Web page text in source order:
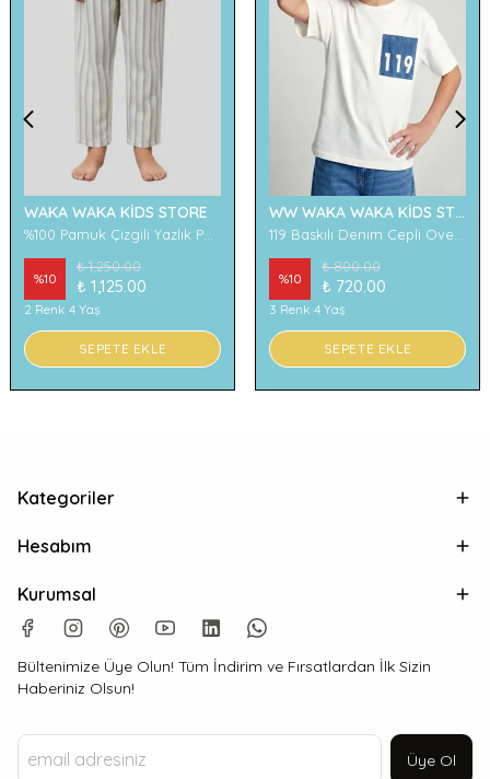
WAKA WAKA KİDS STORE
%10
₺ 1,250.00
₺ 1,125.00
2 Renk 4 Yaş
SEPETE EKLE
WW WAKA WAKA KİDS STORE
%10
₺ 800.00
₺ 720.00
3 Renk 4 Yaş
SEPETE EKLE
Kategoriler
Hesabım
Kurumsal
Bültenimize Üye Olun! Tüm İndirim ve Fırsatlardan İlk Sizin
Haberiniz Olsun!
Üye Ol